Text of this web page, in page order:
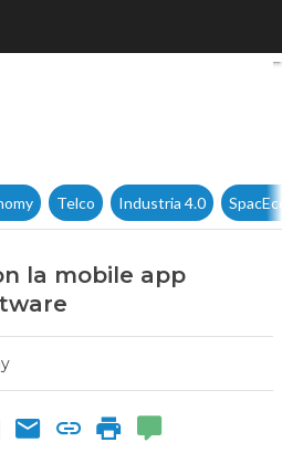
con la mobile
Telco Industria 4.0
la mobile app